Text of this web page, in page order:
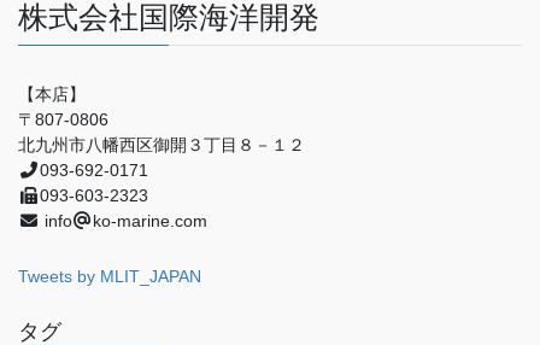
株式会社国際海洋開発
【本店】
〒807-0806
北九州市八幡西区御開３丁目８－１２
093-692-0171
093-603-2323
info
ko-marine.com
Tweets by MLIT_JAPAN
タグ